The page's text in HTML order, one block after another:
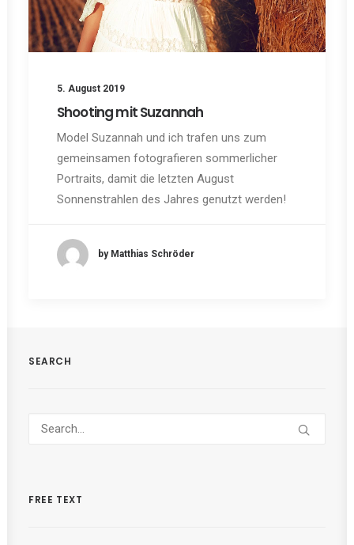
5. August 2019
Shooting mit Suzannah
Model Suzannah und ich trafen uns zum
gemeinsamen fotografieren sommerlicher
Portraits, damit die letzten August
Sonnenstrahlen des Jahres genutzt werden!
by Matthias Schröder
SEARCH
FREE TEXT